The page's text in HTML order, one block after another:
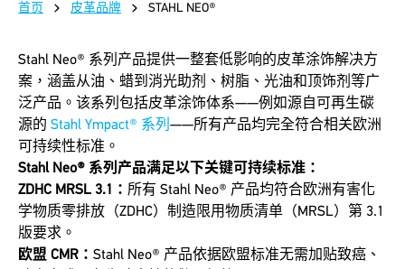
首页 皮革品牌 STAHL NEO®
Stahl Neo® 系列产品提供一整套低影响的皮革涂饰解决方
案，涵盖从油、蜡到消光助剂、树脂、光油和顶饰剂等广
泛产品。该系列包括皮革涂饰体系——例如源自可再生碳
源的 Stahl Ympact® 系列 ——所有产品均完全符合相关欧洲
可持续性标准。
Stahl Neo® 系列产品满足以下关键可持续标准：
ZDHC MRSL 3.1： 所有 Stahl Neo® 产品均符合欧洲有害化
学物质零排放（ZDHC）制造限用物质清单（MRSL）第 3.1
版要求。
欧盟 CMR： Stahl Neo® 产品依据欧盟标准无需加贴致癌、